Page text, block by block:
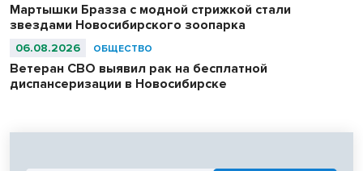
Мартышки Бразза с модной стрижкой стали
звездами Новосибирского зоопарка
06.08.2026 ОБЩЕСТВО
Ветеран СВО выявил рак на бесплатной
диспансеризации в Новосибирске